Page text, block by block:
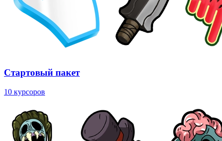
Стартовый пакет
10 курсоров